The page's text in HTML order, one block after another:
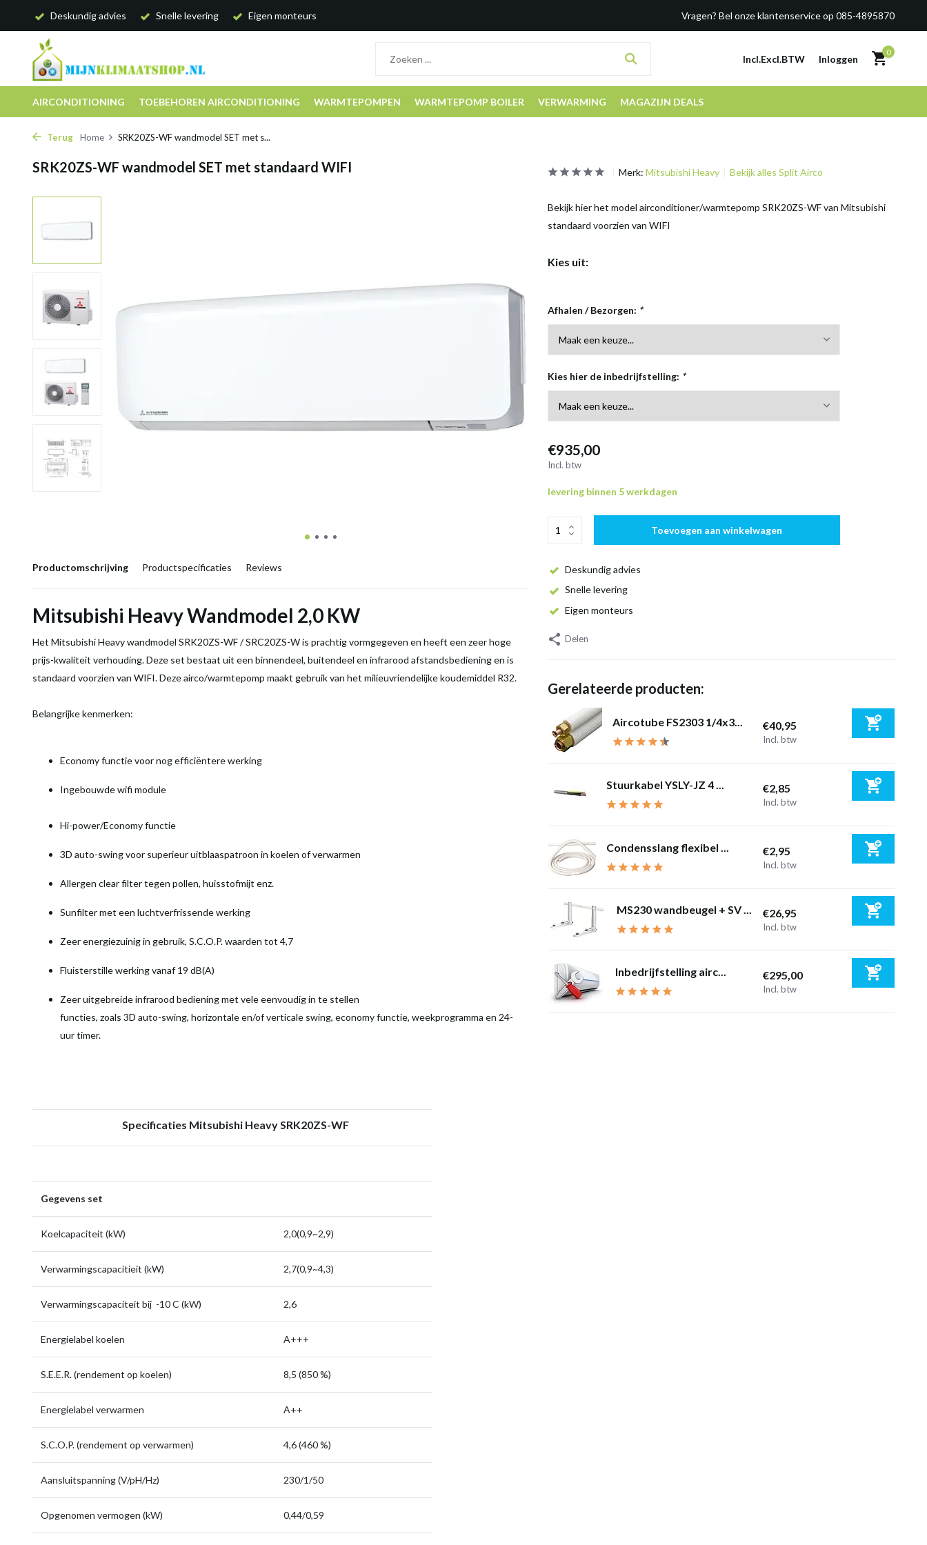
Deskundig advies Snelle levering Eigen monteurs Vragen? Bel onze klantenservice op 085-4895870
Incl.Excl.BTW Inloggen
0
AIRCONDITIONING TOEBEHOREN AIRCONDITIONING WARMTEPOMPEN WARMTEPOMP BOILER VERWARMING MAGAZIJN DEALS
Terug Home SRK20ZS-WF wandmodel SET met s...
SRK20ZS-WF wandmodel SET met standaard WIFI
Productomschrijving Productspecificaties Reviews
Mitsubishi Heavy Wandmodel 2,0 KW
Het Mitsubishi Heavy wandmodel SRK20ZS-WF / SRC20ZS-W is prachtig vormgegeven en heeft een zeer hoge
prijs-kwaliteit verhouding. Deze set bestaat uit een binnendeel, buitendeel en infrarood afstandsbediening en is
standaard voorzien van WIFI. Deze airco/warmtepomp maakt gebruik van het milieuvriendelijke koudemiddel R32.
Belangrijke kenmerken:
Economy functie voor nog efficiëntere werking
Ingebouwde wifi module
Hi-power/Economy functie
3D auto-swing voor superieur uitblaaspatroon in koelen of verwarmen
Allergen clear filter tegen pollen, huisstofmijt enz.
Sunfilter met een luchtverfrissende werking
Zeer energiezuinig in gebruik, S.C.O.P. waarden tot 4,7
Fluisterstille werking vanaf 19 dB(A)
Zeer uitgebreide infrarood bediening met vele eenvoudig in te stellen
functies, zoals 3D auto-swing, horizontale en/of verticale swing, economy functie, weekprogramma en 24-
uur timer.
Specificaties Mitsubishi Heavy SRK20ZS-WF
Gegevens set
Koelcapaciteit (kW) 2,0(0,9~2,9)
Verwarmingscapacitieit (kW) 2,7(0,9~4,3)
Verwarmingscapaciteit bij -10 C (kW) 2,6
Energielabel koelen A+++
S.E.E.R. (rendement op koelen) 8,5 (850 %)
Energielabel verwarmen A++
S.C.O.P. (rendement op verwarmen) 4,6 (460 %)
Aansluitspanning (V/pH/Hz) 230/1/50
Opgenomen vermogen (kW) 0,44/0,59
Merk: Mitsubishi Heavy Bekijk alles Split Airco
Bekijk hier het model airconditioner/warmtepomp SRK20ZS-WF van Mitsubishi
standaard voorzien van WIFI
Kies uit:
Afhalen / Bezorgen: *
Kies hier de inbedrijfstelling: *
€935,00
Incl. btw
levering binnen 5 werkdagen
Toevoegen aan winkelwagen
Deskundig advies
Snelle levering
Eigen monteurs
Delen
Gerelateerde producten:
Aircotube FS2303 1/4x3... €40,95
Incl. btw
Stuurkabel YSLY-JZ 4 ... €2,85
Incl. btw
Condensslang flexibel ... €2,95
Incl. btw
MS230 wandbeugel + SV ... €26,95
Incl. btw
Inbedrijfstelling airc... €295,00
Incl. btw